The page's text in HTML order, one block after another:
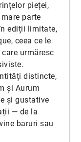
pieței,
parte
ediții limitate,
ceea ce le
urmăresc
distincte,
și Aurum
și gustative
— de la
baruri sau